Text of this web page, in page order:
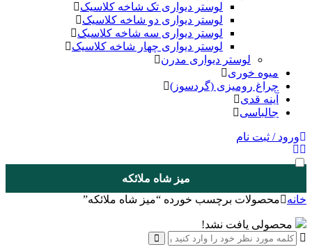
لوستر دیواری تک شاخه کلاسیک
لوستر دیواری دو شاخه کلاسیک
لوستر دیواری سه شاخه کلاسیک
لوستر دیواری چهار شاخه کلاسیک
لوستر دیواری مدرن
میوه خوری
چراغ رومیزی (گردسوز)
آینه قدی
جالباسی
ورود / ثبت نام
میز شاه ملائکه
خانه
محصولات برچسب خورده “میز شاه ملائکه”
محصولی یافت نشد!